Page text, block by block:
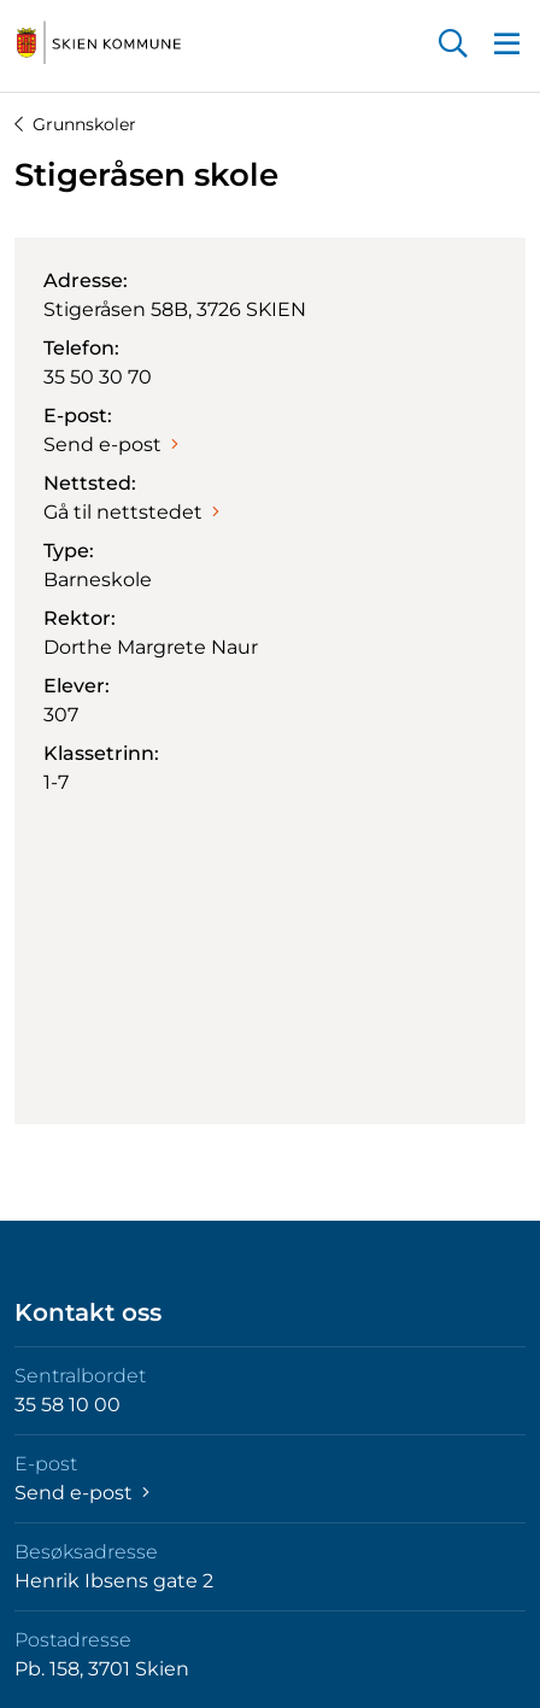
Grunnskoler
Stigeråsen skole
Adresse:
Stigeråsen 58B, 3726 SKIEN
Telefon:
35 50 30 70
E-post:
Send e-post
Nettsted:
Gå til nettstedet
Type:
Barneskole
Rektor:
Dorthe Margrete Naur
Elever:
307
Klassetrinn:
1-7
Kontakt oss
Sentralbordet
35 58 10 00
E-post
Send e-post
Besøksadresse
Henrik Ibsens gate 2
Postadresse
Pb. 158, 3701 Skien